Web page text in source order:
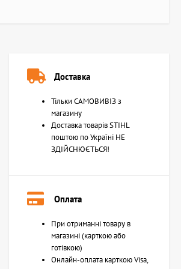
Доставка
Тільки САМОВИВІЗ з
магазину
Доставка товарів STIHL
поштою по Україні НЕ
ЗДІЙСНЮЄТЬСЯ!
Оплата
При отриманні товару в
магазині (карткою або
готівкою)
Онлайн-оплата карткою Visa,